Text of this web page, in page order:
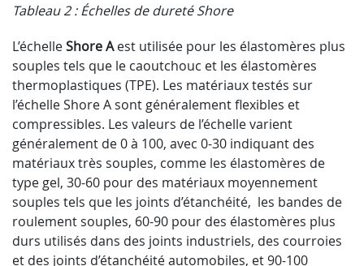
Tableau 2 : Échelles de dureté Shore
L’échelleShore Aest utilisée pour les élastomères plus
souples tels que le caoutchouc et les élastomères
thermoplastiques (TPE). Les matériaux testés sur
l’échelle Shore A sont généralement flexibles et
compressibles. Les valeurs de l’échelle varient
généralement de 0 à 100, avec 0-30 indiquant des
matériaux très souples, comme les élastomères de
type gel, 30-60 pour des matériaux moyennement
souples tels que les joints d’étanchéité, les bandes de
roulement souples, 60-90 pour des élastomères plus
durs utilisés dans des joints industriels, des courroies
et des joints d’étanchéité automobiles, et 90-100